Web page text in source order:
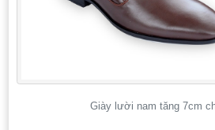
Giày lười nam tăng 7cm